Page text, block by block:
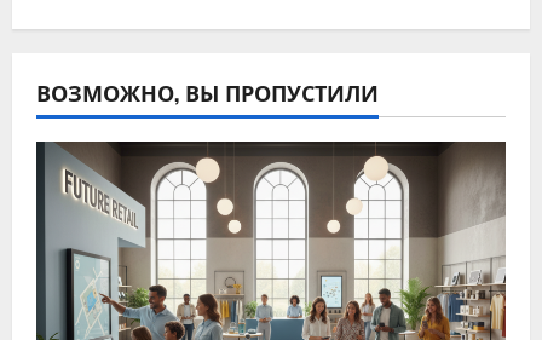
ВОЗМОЖНО, ВЫ ПРОПУСТИЛИ